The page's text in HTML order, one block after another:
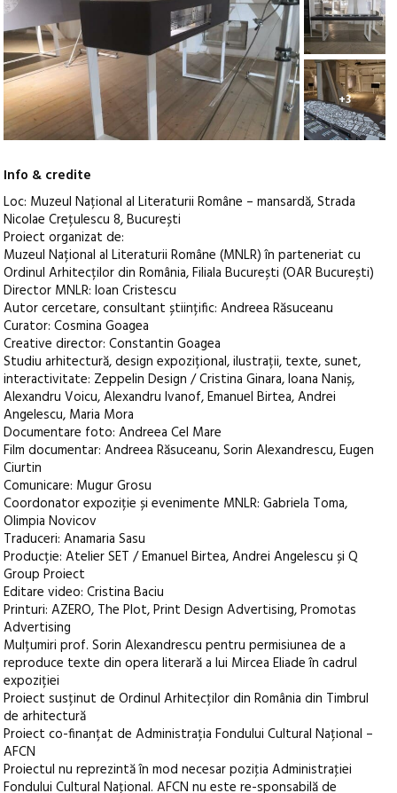
+3
Info & credite
Loc: Muzeul Național al Literaturii Române – mansardă, Strada
Nicolae Crețulescu 8, București
Proiect organizat de:
Muzeul Național al Literaturii Române (MNLR) în parteneriat cu
Ordinul Arhitecților din România, Filiala București (OAR București)
Director MNLR: Ioan Cristescu
Autor cercetare, consultant științific: Andreea Răsuceanu
Curator: Cosmina Goagea
Creative director: Constantin Goagea
Studiu arhitectură, design expozițional, ilustrații, texte, sunet,
interactivitate: Zeppelin Design / Cristina Ginara, Ioana Naniș,
Alexandru Voicu, Alexandru Ivanof, Emanuel Birtea, Andrei
Angelescu, Maria Mora
Documentare foto: Andreea Cel Mare
Film documentar: Andreea Răsuceanu, Sorin Alexandrescu, Eugen
Ciurtin
Comunicare: Mugur Grosu
Coordonator expoziție și evenimente MNLR: Gabriela Toma,
Olimpia Novicov
Traduceri: Anamaria Sasu
Producție: Atelier SET / Emanuel Birtea, Andrei Angelescu și Q
Group Proiect
Editare video: Cristina Baciu
Printuri: AZERO, The Plot, Print Design Advertising, Promotas
Advertising
Mulțumiri prof. Sorin Alexandrescu pentru permisiunea de a
reproduce texte din opera literară a lui Mircea Eliade în cadrul
expoziției
Proiect susținut de Ordinul Arhitecților din România din Timbrul
de arhitectură
Proiect co-finanțat de Administrația Fondului Cultural Național –
AFCN
Proiectul nu reprezintă în mod necesar poziţia Administraţiei
Fondului Cultural Naţional. AFCN nu este re-sponsabilă de